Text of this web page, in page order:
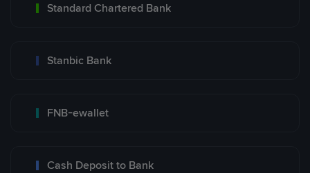
Standard Chartered Bank
Stanbic Bank
FNB-ewallet
Cash Deposit to Bank